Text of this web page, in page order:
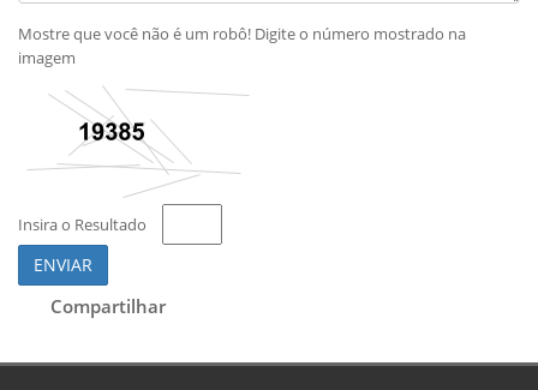
Mostre que você não é um robô! Digite o número mostrado na
imagem
Insira o Resultado
ENVIAR
Compartilhar